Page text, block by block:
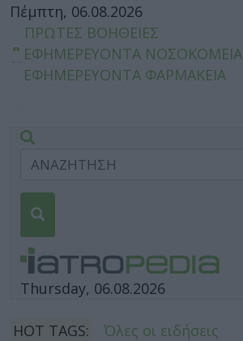
Πέμπτη, 06.08.2026
ΠΡΩΤΕΣ ΒΟΗΘΕΙΕΣ
ΕΦΗΜΕΡΕΥΟΝΤΑ ΝΟΣΟΚΟΜΕΙΑ
ΕΦΗΜΕΡΕΥΟΝΤΑ ΦΑΡΜΑΚΕΙΑ
Thursday, 06.08.2026
HOT TAGS:
Όλες οι ειδήσεις